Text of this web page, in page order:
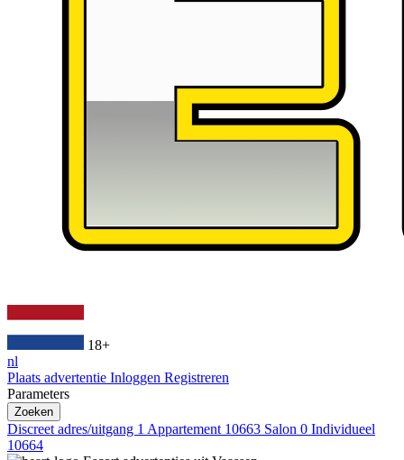
18+
nl
Plaats advertentie Inloggen Registreren
Parameters
Zoeken
Discreet adres/uitgang 1 Appartement 10663 Salon 0 Individueel
10664